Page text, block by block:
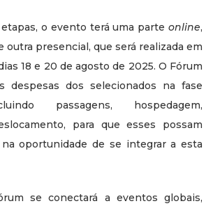
o evento terá uma parte online,
outra presencial, que será realizada em
18 e 20 de agosto de 2025. O Fórum
despesas dos selecionados na fase
passagens, hospedagem,
para que esses possam
oportunidade de se integrar a esta
se conectará a eventos globais,